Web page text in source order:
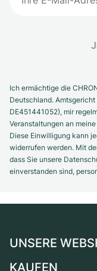
Ich ermächtige die
Deutschland.
DE451441052), mir
Veranstaltungen an
Diese Einwilligung kann
widerrufen werden. Mit
dass Sie unsere
einverstanden sind,
UNSERE
Deutschland
KAUFEN